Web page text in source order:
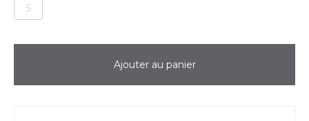
S
Ajouter au panier